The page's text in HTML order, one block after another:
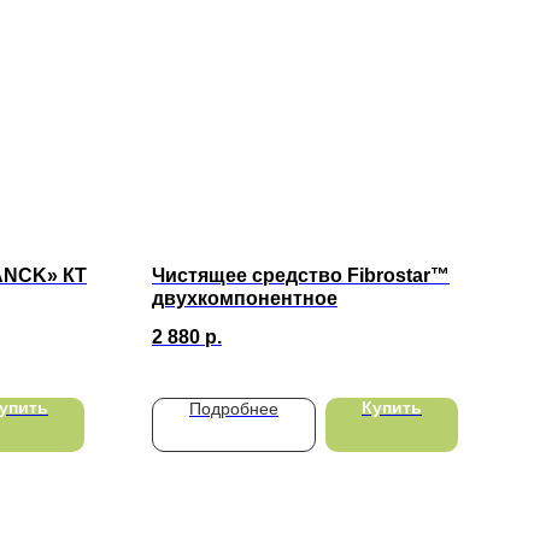
КT
Чистящее средство Fibrostar™
двухкомпонентное
2 880 р.
Подробнее Купить